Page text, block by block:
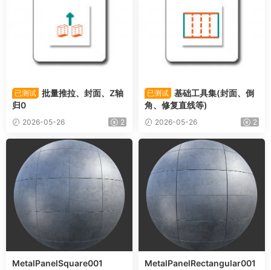
已测试 批量推拉、封面、Z轴
归0
2026-05-26 2
已测试 基础工具集(封面、倒
角、修复直线等)
2026-05-26 2
MetalPanelSquare001 MetalPanelRectangular001